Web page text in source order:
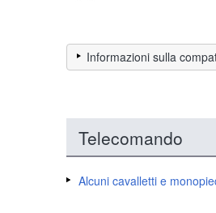
Informazioni sulla
Telecomando
Alcuni cavalletti e